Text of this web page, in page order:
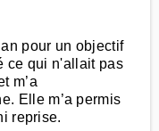
pour un objectif
ce qui n'allait pas
m’a
Elle m’a permis
reprise.